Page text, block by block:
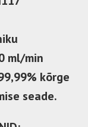
ml/min
kõrge
seade.